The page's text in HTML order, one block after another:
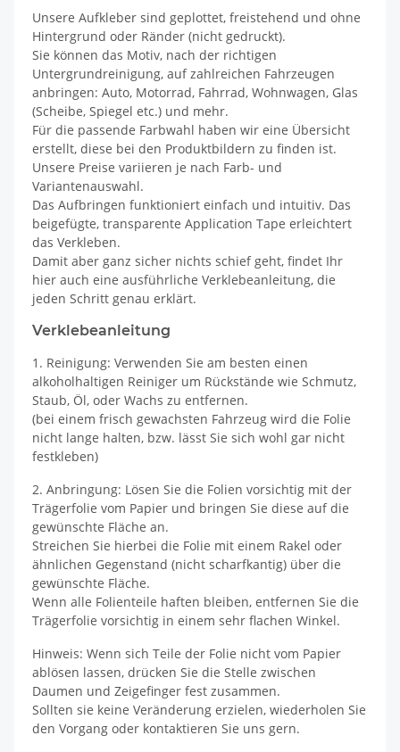
Unsere Aufkleber sind geplottet, freistehend und ohne
Hintergrund oder Ränder (nicht gedruckt).
Sie können das Motiv, nach der richtigen
Untergrundreinigung, auf zahlreichen Fahrzeugen
anbringen: Auto, Motorrad, Fahrrad, Wohnwagen, Glas
(Scheibe, Spiegel etc.) und mehr.
Für die passende Farbwahl haben wir eine Übersicht
erstellt, diese bei den Produktbildern zu finden ist.
Unsere Preise variieren je nach Farb- und
Variantenauswahl.
Das Aufbringen funktioniert einfach und intuitiv. Das
beigefügte, transparente Application Tape erleichtert
das Verkleben.
Damit aber ganz sicher nichts schief geht, findet Ihr
hier auch eine ausführliche Verklebeanleitung, die
jeden Schritt genau erklärt.
Verklebeanleitung
1. Reinigung: Verwenden Sie am besten einen
alkoholhaltigen Reiniger um Rückstände wie Schmutz,
Staub, Öl, oder Wachs zu entfernen.
(bei einem frisch gewachsten Fahrzeug wird die Folie
nicht lange halten, bzw. lässt Sie sich wohl gar nicht
festkleben)
2. Anbringung: Lösen Sie die Folien vorsichtig mit der
Trägerfolie vom Papier und bringen Sie diese auf die
gewünschte Fläche an.
Streichen Sie hierbei die Folie mit einem Rakel oder
ähnlichen Gegenstand (nicht scharfkantig) über die
gewünschte Fläche.
Wenn alle Folienteile haften bleiben, entfernen Sie die
Trägerfolie vorsichtig in einem sehr flachen Winkel.
Hinweis: Wenn sich Teile der Folie nicht vom Papier
ablösen lassen, drücken Sie die Stelle zwischen
Daumen und Zeigefinger fest zusammen.
Sollten sie keine Veränderung erzielen, wiederholen Sie
den Vorgang oder kontaktieren Sie uns gern.